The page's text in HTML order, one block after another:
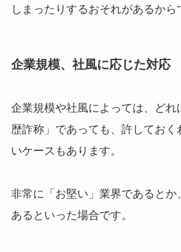
しまったりするおそれがあるから
企業規模、社風に応じた対応
企業規模や社風によっては、どれ
歴詐称」であっても、許しておく
いケースもあります。
非常に「お堅い」業界であるとか
あるといった場合です。